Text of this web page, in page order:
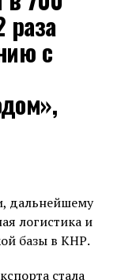
раза
с
дальнейшему
логистика и
базы в КНР.
стала